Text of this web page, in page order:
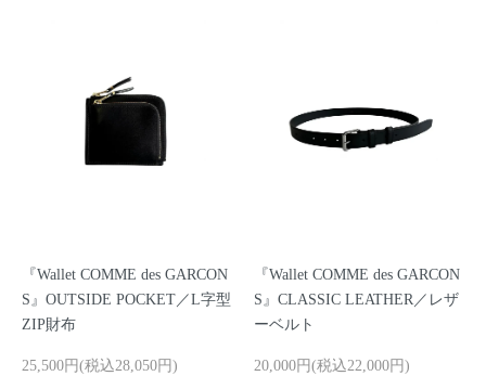
『Wallet COMME des GARCON
S』OUTSIDE POCKET／L字型
ZIP財布
25,500円(税込28,050円)
『Wallet COMME des GARCON
S』CLASSIC LEATHER／レザ
ーベルト
20,000円(税込22,000円)